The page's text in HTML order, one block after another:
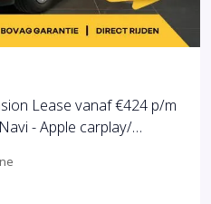
Lease vanaf €424 p/m
- Apple carplay/